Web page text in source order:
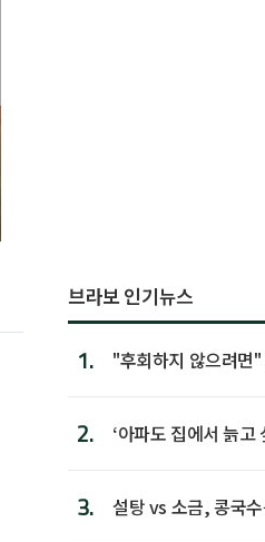
브라보 인기뉴스
1.
"후회하지 않으려면
2.
‘아파도 집에서 늙
3. 설탕 vs 소금, 콩국